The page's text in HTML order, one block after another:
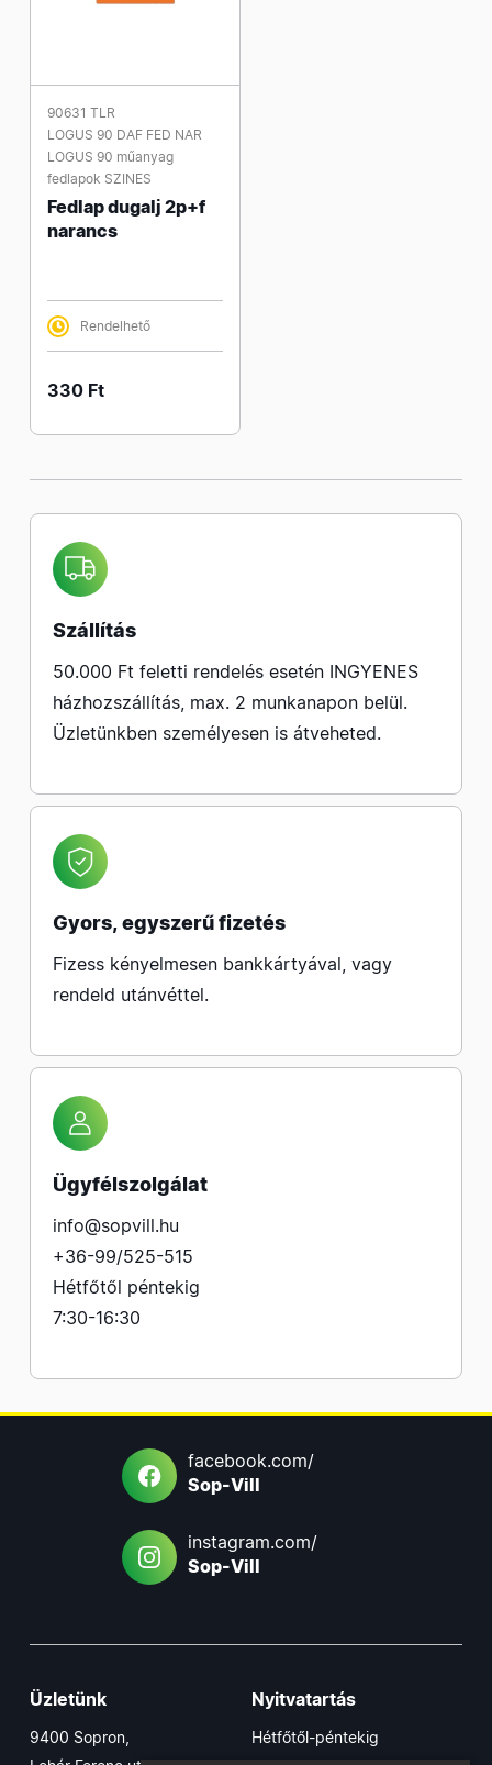
90631 TLR
LOGUS 90 DAF FED NAR
LOGUS 90 műanyag
fedlapok SZINES
Fedlap dugalj 2p+f
narancs
Rendelhető
330 Ft
Szállítás
50.000 Ft feletti rendelés esetén INGYENES
házhozszállítás, max. 2 munkanapon belül.
Üzletünkben személyesen is átveheted.
Gyors, egyszerű fizetés
Fizess kényelmesen bankkártyával, vagy
rendeld utánvéttel.
Ügyfélszolgálat
info@sopvill.hu
+36-99/525-515
Hétfőtől péntekig
7:30-16:30
facebook.com/
Sop-Vill
instagram.com/
Sop-Vill
Üzletünk
9400 Sopron,
Nyitvatartás
Hétfőtől-péntekig